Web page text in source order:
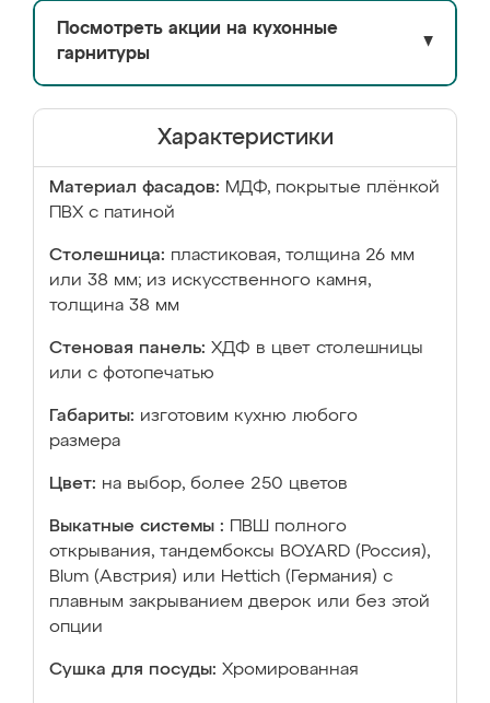
Посмотреть акции на кухонные
гарнитуры
▼
Характеристики
Материал фасадов: МДФ, покрытые плёнкой
ПВХ с патиной
Столешница: пластиковая, толщина 26 мм
или 38 мм; из искусственного камня,
толщина 38 мм
Стеновая панель: ХДФ в цвет столешницы
или с фотопечатью
Габариты: изготовим кухню любого
размера
Цвет: на выбор, более 250 цветов
Выкатные системы :
ПВШ полного
открывания, тандембоксы BOYARD (Россия),
Blum (Австрия) или Hettich (Германия) с
плавным закрыванием дверок или без этой
опции
Сушка для посуды: Хромированная